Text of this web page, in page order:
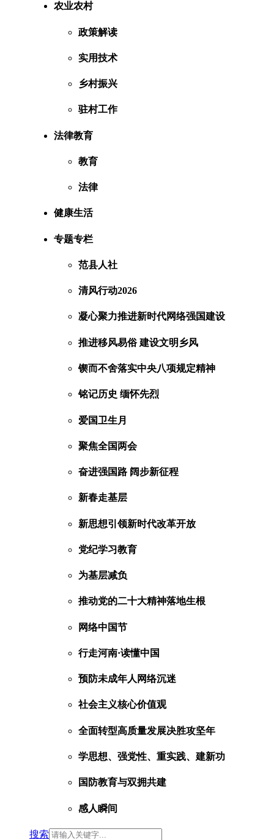
农业农村
政策解读
实用技术
乡村振兴
驻村工作
法律教育
教育
法律
健康生活
专题专栏
范县人社
清风行动2026
凝心聚力推进新时代网络强国建设
推进移风易俗 建设文明乡风
锲而不舍落实中央八项规定精神
铭记历史 缅怀先烈
爱国卫生月
聚焦全国两会
奋进强国路 阔步新征程
新春走基层
新思想引领新时代改革开放
党纪学习教育
为基层减负
推动党的二十大精神落地生根
网络中国节
行走河南·读懂中国
预防未成年人网络沉迷
社会主义核心价值观
全面转型高质量发展决胜攻坚年
学思想、强党性、重实践、建新功
国防教育与双拥共建
感人瞬间
搜索